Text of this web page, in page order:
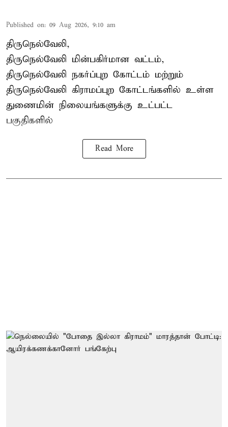
Published on: 09 Aug 2026, 9:10 am
திருநெல்வேலி,
திருநெல்வேலி மின்பகிர்மான வட்டம்,
திருநெல்வேலி நகர்ப்புற கோட்டம் மற்றும்
திருநெல்வேலி கிராமப்புற கோட்டங்களில் உள்ள
துணைமின் நிலையங்களுக்கு உட்பட்ட
பகுதிகளில்
Read More